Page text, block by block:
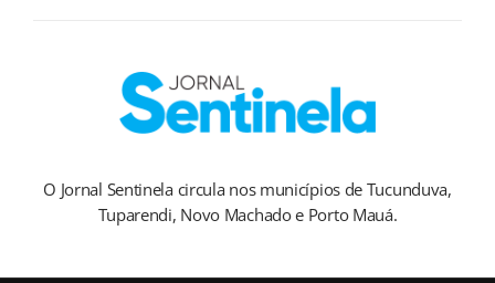
O Jornal Sentinela circula nos municípios de Tucunduva,
Tuparendi, Novo Machado e Porto Mauá.